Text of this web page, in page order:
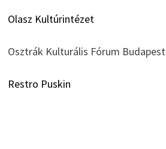
Olasz Kultúrintézet
Osztrák Kulturális Fórum Budapest
Restro Puskin